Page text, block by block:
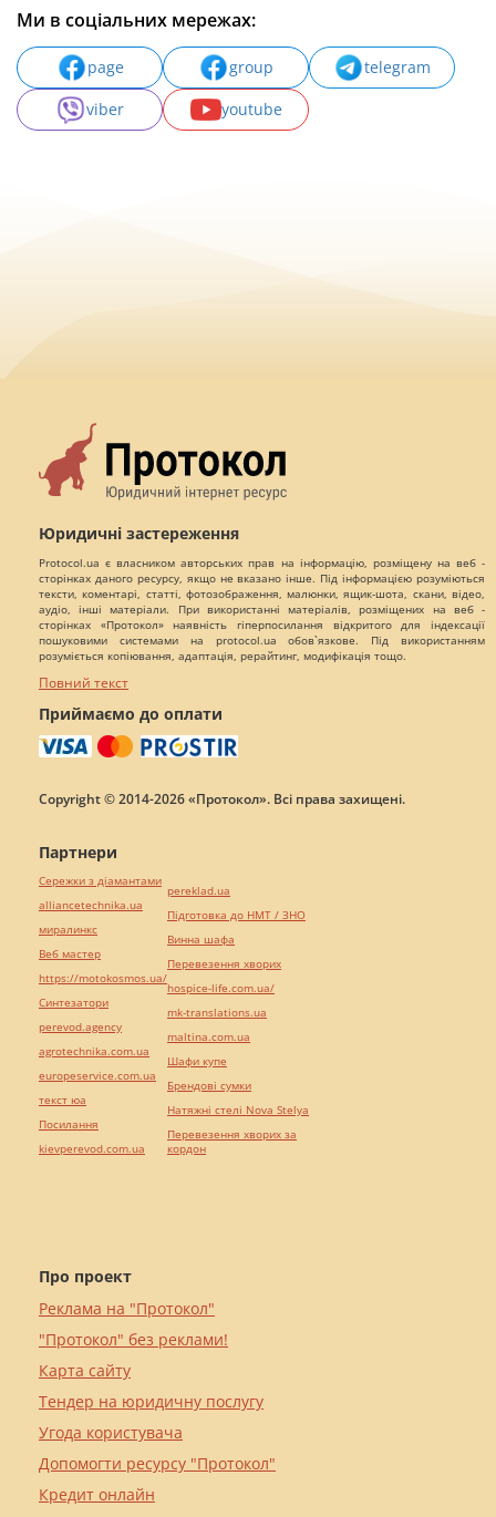
Ми в соціальних мережах:
page group
telegram
viber
youtube
Юридичні застереження
Protocol.ua є власником авторських прав на інформацію, розміщену на веб -
сторінках даного ресурсу, якщо не вказано інше. Під інформацією розуміються
тексти, коментарі, статті, фотозображення, малюнки, ящик-шота, скани, відео,
аудіо, інші матеріали. При використанні матеріалів, розміщених на веб -
сторінках «Протокол» наявність гіперпосилання відкритого для індексації
пошуковими системами на protocol.ua обов`язкове. Під використанням
розуміється копіювання, адаптація, рерайтинг, модифікація тощо.
Повний текст
Приймаємо до оплати
Copyright © 2014-2026 «Протокол». Всі права захищені.
Про проект
Реклама на "Протокол"
"Протокол" без реклами!
Карта сайту
Тендер на юридичну послугу
Угода користувача
Допомогти ресурсу "Протокол"
Кредит онлайн
Партнери
Сережки з діамантами
alliancetechnika.ua
миралинкс
Веб мастер
https://motokosmos.ua/
Синтезатори
perevod.agency
agrotechnika.com.ua
europeservice.com.ua
текст юа
Посилання
kievperevod.com.ua
pereklad.ua
Підготовка до НМТ / ЗНО
Винна шафа
Перевезення хворих
hospice-life.com.ua/
mk-translations.ua
maltina.com.ua
Шафи купе
Брендові сумки
Натяжні стелі Nova Stelya
Перевезення хворих за
кордон